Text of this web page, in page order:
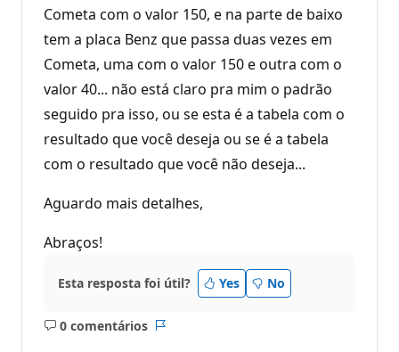
Cometa com o valor 150, e na parte de baixo
tem a placa Benz que passa duas vezes em
Cometa, uma com o valor 150 e outra com o
valor 40... não está claro pra mim o padrão
seguido pra isso, ou se esta é a tabela com o
resultado que você deseja ou se é a tabela
com o resultado que você não deseja...
Aguardo mais detalhes,
Abraços!
Esta resposta foi útil? Yes No
0 comentários
Sem